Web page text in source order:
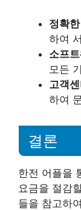
정확
하여
소프
모든
고객
하여
결론
한전 어플을
요금을 절감
들을 참고하